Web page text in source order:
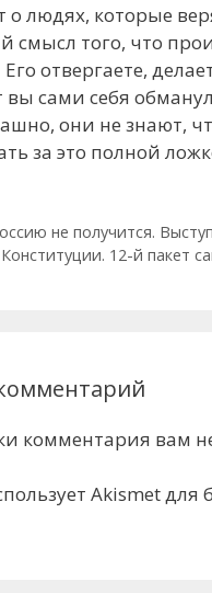
о людях, которые
смысл того, что
Его отвергаете,
вы сами себя
они не знают,
за это полной
не получится.
12-й пакет
комментария вам
Akismet